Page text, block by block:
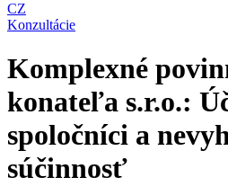
CZ
Konzultácie
Komplexné
konateľa s.r.o.:
spoločníci a
súčinnosť